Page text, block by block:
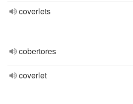
coverlets
cobertores
coverlet